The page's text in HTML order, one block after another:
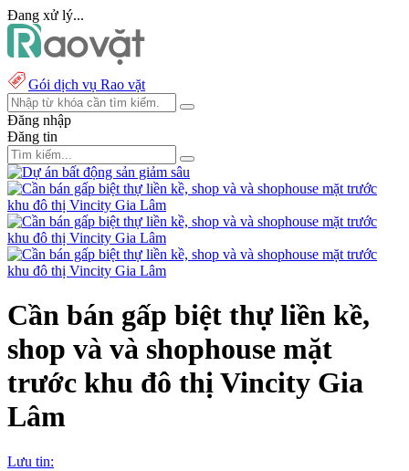
Đang xử lý...
Gói dịch vụ Rao vặt
Đăng nhập
Đăng tin
Cần bán gấp biệt thự liền kề,
shop và và shophouse mặt
trước khu đô thị Vincity Gia
Lâm
Lưu tin: